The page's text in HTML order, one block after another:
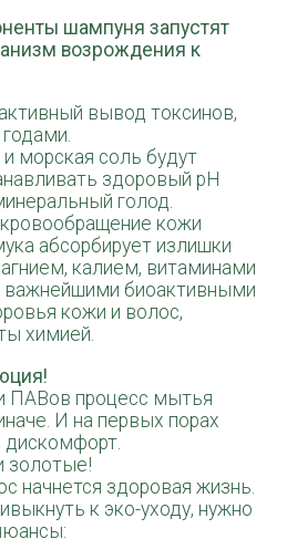
шампуня запустят
возрождения к
вывод токсинов,
морская соль будут
здоровый рН
голод.
кровообращение кожи
абсорбирует излишки
калием, витаминами
важнейшими биоактивными
кожи и волос,
химией.
ПАВов процесс мытья
И на первых порах
золотые!
начнется здоровая жизнь.
к эко-уходу, нужно